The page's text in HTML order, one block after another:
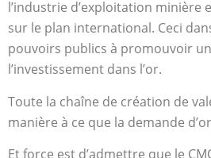
l’industrie d’exploitation minière
sur le plan international. Ceci
pouvoirs publics à promouvoir
l’investissement dans l’or.
Toute la chaîne de création de
manière à ce que la demande
Et force est d’admettre que le